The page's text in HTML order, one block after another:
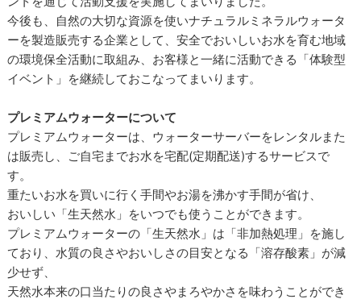
今後も、自然の大切な資源を使いナチュラルミネラルウォータ
ーを製造販売する企業として、安全でおいしいお水を育む地域
の環境保全活動に取組み、お客様と一緒に活動できる「体験型
イベント」を継続しておこなってまいります。
プレミアムウォーターについて
プレミアムウォーターは、ウォーターサーバーをレンタルまた
は販売し、ご自宅までお水を宅配(定期配送)するサービスで
す。
重たいお水を買いに行く手間やお湯を沸かす手間が省け、
おいしい「生天然水」をいつでも使うことができます。
プレミアムウォーターの「生天然水」は「非加熱処理」を施し
ており、水質の良さやおいしさの目安となる「溶存酸素」が減
少せず、
天然水本来の口当たりの良さやまろやかさを味わうことができ